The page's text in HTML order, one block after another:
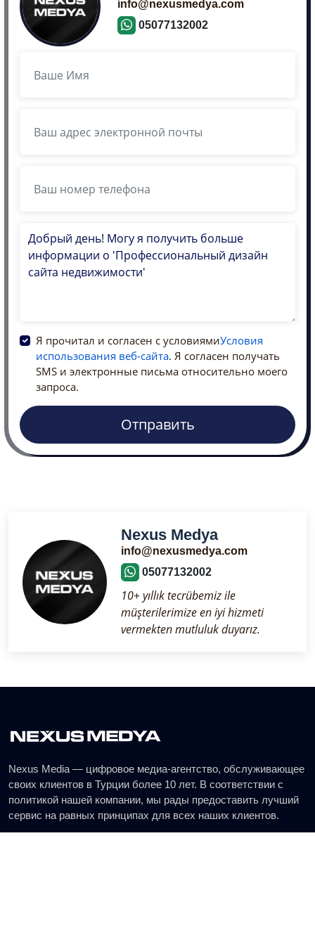
info@nexusmedya.com
05077132002
Я прочитал и согласен с условиямиУсловия
использования веб-сайта. Я согласен получать
SMS и электронные письма относительно моего
запроса.
Отправить
Nexus Medya
info@nexusmedya.com
05077132002
10+ yıllık tecrübemiz ile
müşterilerimize en iyi hizmeti
vermekten mutluluk duyarız.
Nexus Media — цифровое медиа-агентство, обслуживающее
своих клиентов в Турции более 10 лет. В соответствии с
политикой нашей компании, мы рады предоставить лучший
сервис на равных принципах для всех наших клиентов.